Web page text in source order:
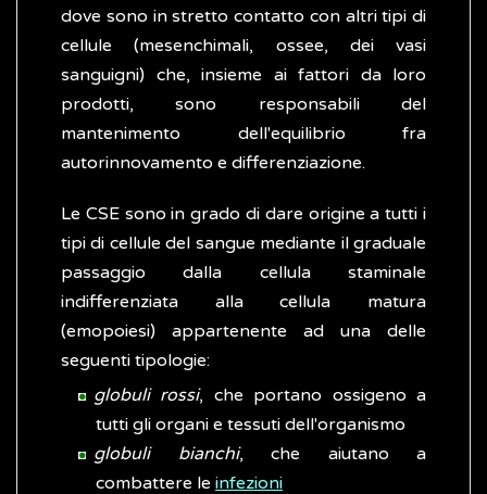
dove sono in stretto contatto con altri tipi di
cellule (mesenchimali, ossee, dei vasi
sanguigni) che, insieme ai fattori da loro
prodotti, sono responsabili del
mantenimento dell'equilibrio fra
autorinnovamento e differenziazione.
Le CSE sono in grado di dare origine a tutti i
tipi di cellule del sangue mediante il graduale
passaggio dalla cellula staminale
indifferenziata alla cellula matura
(emopoiesi) appartenente ad una delle
seguenti tipologie:
globuli rossi, che portano ossigeno a
tutti gli organi e tessuti dell'organismo
globuli bianchi, che aiutano a
combattere le infezioni